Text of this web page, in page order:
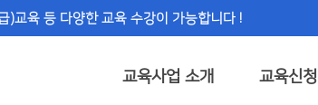
)교육 등 다양한 교육 수강이 가능합니다 !
교육사업 소개 교육신청